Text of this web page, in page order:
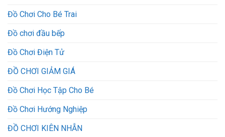
Đồ Chơi Cho Bé Trai
Đồ chơi đầu bếp
Đồ Chơi Điện Tử
ĐỒ CHƠI GIẢM GIÁ
Đồ Chơi Học Tập Cho Bé
Đồ Chơi Hướng Nghiệp
ĐỒ CHƠI KIÊN NHẪN